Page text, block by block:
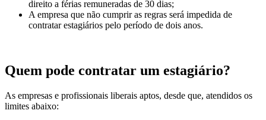
direito a férias remuneradas de 30 dias;
A empresa que não cumprir as regras será impedida de
contratar estagiários pelo período de dois anos.
Quem pode contratar um estagiário?
As empresas e profissionais liberais aptos, desde que, atendidos os
limites abaixo: